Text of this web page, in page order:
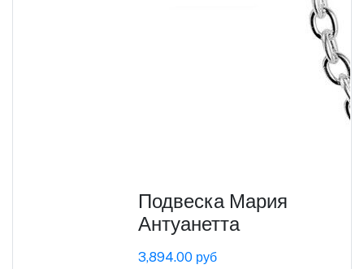
Подвеска Мария
Антуанетта
3,894.00 руб